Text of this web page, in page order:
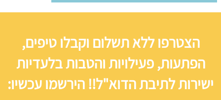
הצטרפו ללא תשלום וקבלו טיפים,
הפתעות, פעילויות והטבות בלעדיות
ישירות לתיבת הדוא"ל!! הירשמו עכשיו: